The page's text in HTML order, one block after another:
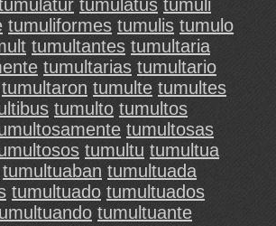
tumulatus tumuli
tumuliformes tumulis tumulo
tumultantes tumultaria
tumultarias tumultario
tumultaron tumulte tumultes
tumulto tumultos
tumultosas
tumultu tumultua
tumultuaban tumultuada
tumultuado tumultuados
tumultuante